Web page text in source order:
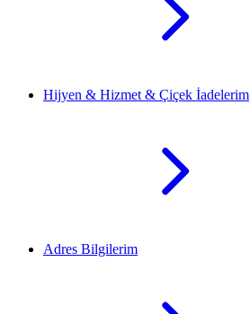
Hijyen & Hizmet & Çiçek İadelerim
Adres Bilgilerim